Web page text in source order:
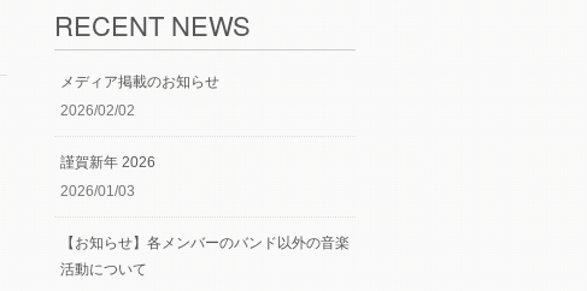
RECENT NEWS
メディア掲載のお知らせ
2026/02/02
謹賀新年 2026
2026/01/03
【お知らせ】各メンバーのバンド以外の音楽
活動について